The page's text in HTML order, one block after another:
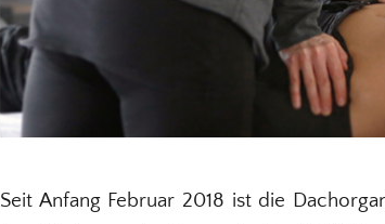
Seit Anfang Februar 2018 ist die